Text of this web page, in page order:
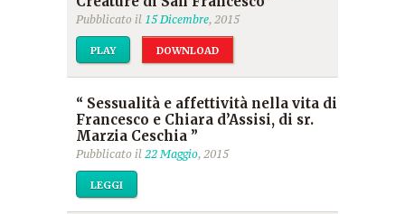
Pubblicato il 15 Dicembre, 2015
PLAY DOWNLOAD
“ Sessualità e affettività nella vita di
Francesco e Chiara d’Assisi, di sr.
Marzia Ceschia ”
Pubblicato il 22 Maggio, 2015
LEGGI